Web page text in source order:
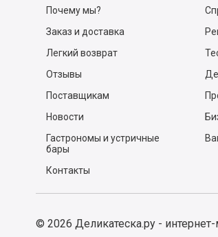
Почему мы?
Заказ и доставка
Легкий возврат
Отзывы
Поставщикам
Новости
Гастрономы и устричные
бары
Контакты
© 2026 Деликатеска.ру -